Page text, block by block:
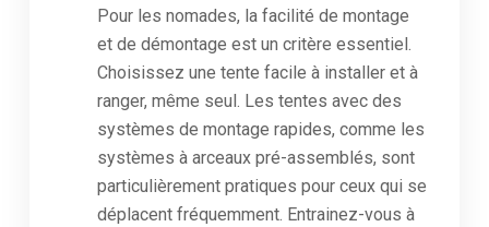
Pour les nomades, la facilité de montage
et de démontage est un critère essentiel.
Choisissez une tente facile à installer et à
ranger, même seul. Les tentes avec des
systèmes de montage rapides, comme les
systèmes à arceaux pré-assemblés, sont
particulièrement pratiques pour ceux qui se
déplacent fréquemment. Entrainez-vous à